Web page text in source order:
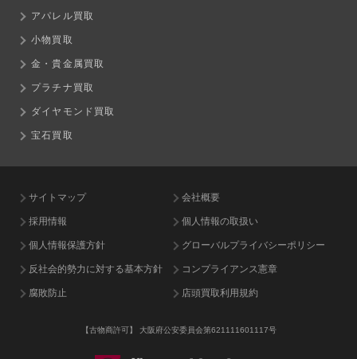
アパレル買取
小物買取
金・貴金属買取
プラチナ買取
ダイヤモンド買取
宝石買取
サイトマップ 会社概要
採用情報 個人情報の取扱い
個人情報保護方針 グローバルプライバシーポリシー
反社会的勢力に対する基本方針 コンプライアンス憲章
腐敗防止 店頭買取利用規約
【古物商許可】 大阪府公安委員会第621111601117号